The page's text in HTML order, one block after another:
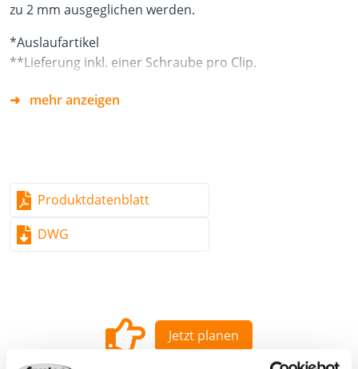
zu 2 mm ausgeglichen werden.
*Auslaufartikel
**Lieferung inkl. einer Schraube pro Clip.
mehr anzeigen
Produktdatenblatt
DWG
Jetzt planen